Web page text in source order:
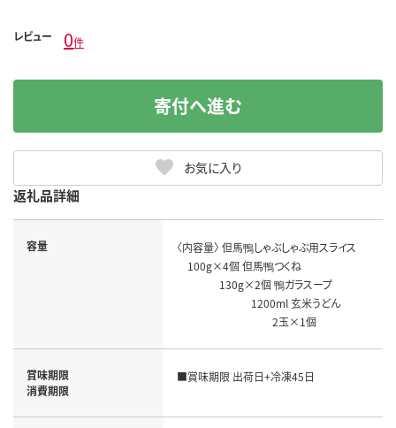
レビュー 0件
お気に入り
寄付へ進む
返礼品詳細
容量
〈内容量〉 但馬鴨しゃぶしゃぶ用スライス
100g×4個 但馬鴨つくね
130g×2個 鴨ガラスープ
1200ml 玄米うどん
2玉×1個
賞味期限
消費期限
■賞味期限 出荷日+冷凍45日